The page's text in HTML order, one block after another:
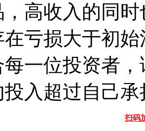
高收入的同
在亏损大于初
一位投资者
投入超过自己
扫码